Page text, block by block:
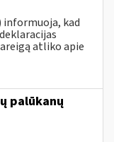
informuoja, kad
atliko apie
palūkanų